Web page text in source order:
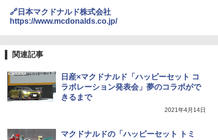
🔗日本マクドナルド株式会社
https://www.mcdonalds.co.jp/
関連記事
日産×マクドナルド「ハッピーセット コ
ラボレーション発表会」夢のコラボがで
きるまで
2021年4月14日
マクドナルドの「ハッピーセット トミ